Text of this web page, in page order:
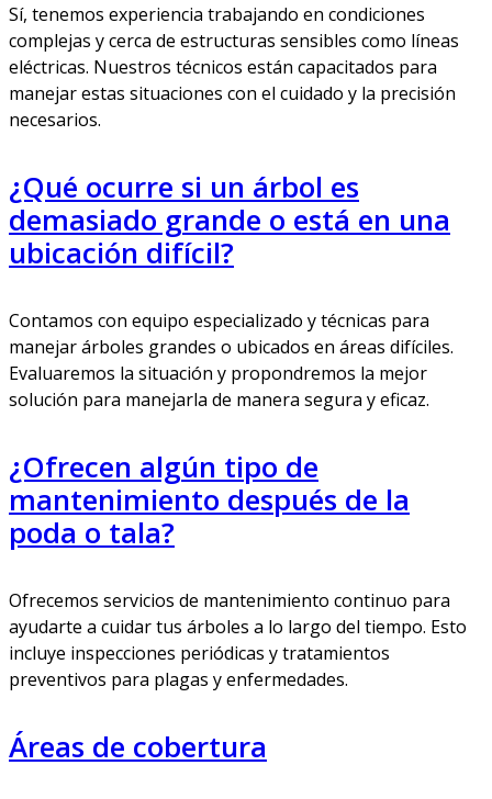
Sí, tenemos experiencia trabajando en condiciones
complejas y cerca de estructuras sensibles como líneas
eléctricas. Nuestros técnicos están capacitados para
manejar estas situaciones con el cuidado y la precisión
necesarios.
¿Qué ocurre si un árbol es
demasiado grande o está en una
ubicación difícil?
Contamos con equipo especializado y técnicas para
manejar árboles grandes o ubicados en áreas difíciles.
Evaluaremos la situación y propondremos la mejor
solución para manejarla de manera segura y eficaz.
¿Ofrecen algún tipo de
mantenimiento después de la
poda o tala?
Ofrecemos servicios de mantenimiento continuo para
ayudarte a cuidar tus árboles a lo largo del tiempo. Esto
incluye inspecciones periódicas y tratamientos
preventivos para plagas y enfermedades.
Áreas de cobertura